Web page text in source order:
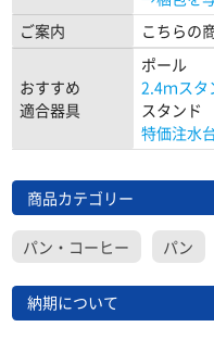
ご案内
こちらの
おすすめ
適合器具
ポール
2.4ｍスタ
スタンド
特価注水
商品カテゴリー
パン・コーヒー パン
納期について